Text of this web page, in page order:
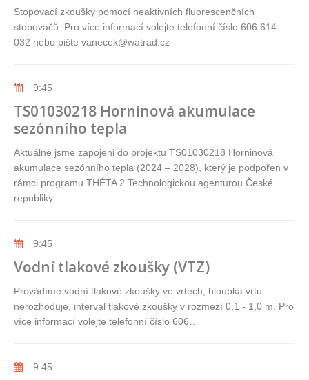
Stopovací zkoušky pomocí neaktivních fluorescenčních
stopovačů. Pro více informací volejte telefonní číslo 606 614
032 nebo pište vanecek@watrad.cz
9:45
TS01030218 Horninová akumulace
sezónního tepla
Aktuálně jsme zapojeni do projektu TS01030218 Horninová
akumulace sezónního tepla (2024 – 2028), který je podpořen v
rámci programu THÉTA 2 Technologickou agenturou České
republiky.…
9:45
Vodní tlakové zkoušky (VTZ)
Provádíme vodní tlakové zkoušky ve vrtech; hloubka vrtu
nerozhoduje, interval tlakové zkoušky v rozmezí 0,1 - 1,0 m. Pro
více informací volejte telefonní číslo 606…
9:45